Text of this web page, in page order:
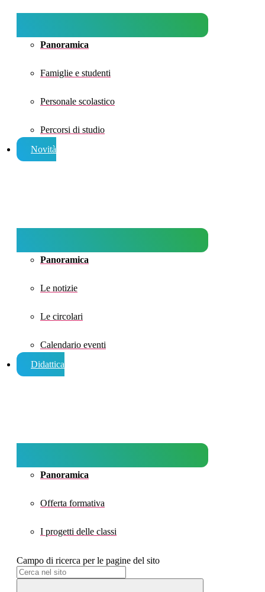
Panoramica
Famiglie e studenti
Personale scolastico
Percorsi di studio
Novità
Panoramica
Le notizie
Le circolari
Calendario eventi
Didattica
Panoramica
Offerta formativa
I progetti delle classi
Campo di ricerca per le pagine del sito